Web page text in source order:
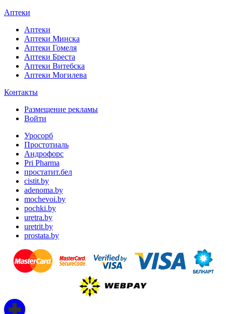
Аптеки
Аптеки
Аптеки Минска
Аптеки Гомеля
Аптеки Бреста
Аптеки Витебска
Аптеки Могилева
Контакты
Размещение рекламы
Войти
Уросорб
Простотиаль
Андрофорс
Pri Pharma
простатит.бел
cistit.by
adenoma.by
mochevoi.by
pochki.by
uretra.by
uretrit.by
prostata.by